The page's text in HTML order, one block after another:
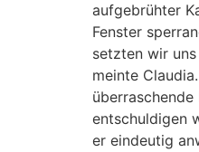
aufgebrühter
Fenster
setzten wir
meinte
entschuldigen
er eindeutig